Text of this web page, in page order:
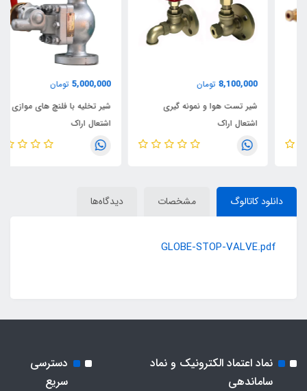
8,100,000 تومان
شیر تست هوا و نمونه گیری
اشتعال اراک
5,000,000 تومان
شیر تخلیه با فلنچ های موازی
اشتعال اراک
دانلود کاتالوگ مشخصات دیدگاه‌ها
GLOBE-STOP-VALVE.pdf
نماد اعتماد الکترونیک و نماد
ساماندهی
دسترسی
سریع